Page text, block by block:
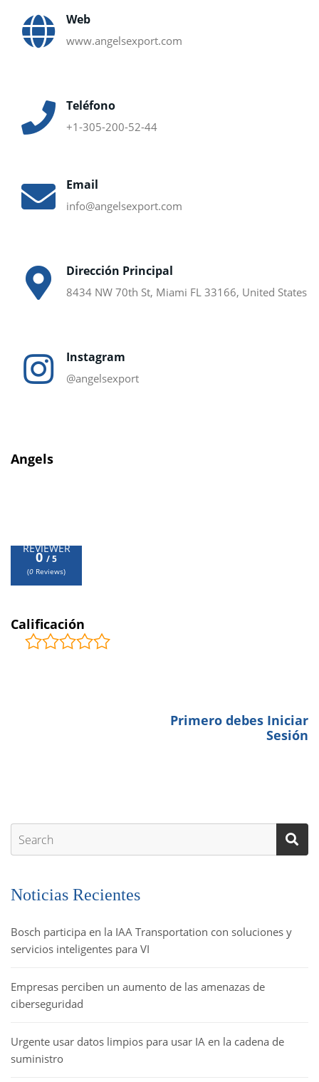
Web
www.angelsexport.com
Teléfono
+1-305-200-52-44
Email
info@angelsexport.com
Dirección Principal
8434 NW 70th St, Miami FL 33166, United States
Instagram
@angelsexport
Angels
REVIEWER
0 / 5
(0 Reviews)
Calificación
Primero debes Iniciar
Sesión
Noticias Recientes
Bosch participa en la IAA Transportation con soluciones y
servicios inteligentes para VI
Empresas perciben un aumento de las amenazas de
ciberseguridad
Urgente usar datos limpios para usar IA en la cadena de
suministro